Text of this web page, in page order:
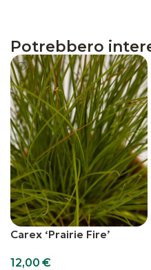
Potrebbero
Carex ‘Prairie Fire’
12,00 €